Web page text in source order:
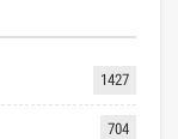
1427
704